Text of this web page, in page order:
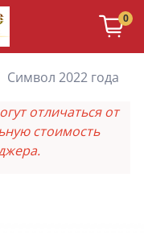
0
Символ 2022 года
отличаться от
стоимость